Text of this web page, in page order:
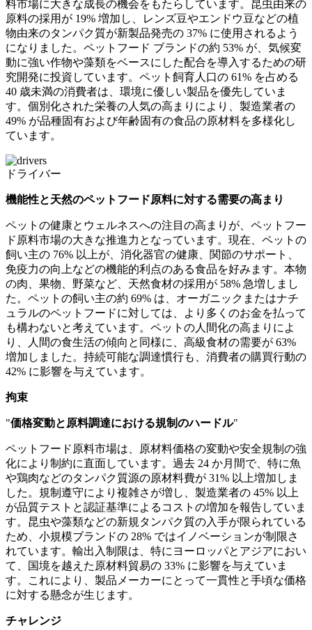
料市場に大きな成長の機会をもたらしています。昆虫由来の
原料の採用が 19% 増加し、レンズ豆やエンドウ豆などの植
物由来のタンパク質が新製品発売の 37% に使用されるよう
になりました。ペットフード ブランドの約 53% が、気候変
動に強い作物や藻類をベースにした配合を導入するための研
究開発に投資しています。ペット飼育人口の 61% を占める
40 歳未満の消費者は、環境に優しい製品を優先していま
す。個別化された栄養の人気の高まりにより、製造業者の
49% が品種固有および年齢固有の食品の原材料を多様化し
ています。
ドライバー
機能性と天然のペットフード原料に対する需要の高まり
ペットの健康とウェルネスへの注目の高まりが、ペットフー
ド原料市場の大きな推進力となっています。現在、ペットの
飼い主の 76% 以上が、消化器官の健康、関節のサポート、
免疫力の向上などの機能的利点のある食品を好みます。本物
の肉、果物、野菜など、天然食材の採用が 58% 急増しまし
た。ペットの飼い主の約 69% は、オーガニックまたはナチ
ュラルのペットフードに対しては、より多くのお金を払って
も構わないと考えています。ペットの人間化の高まりによ
り、人間の食生活の傾向と同様に、高級食材の需要が 63%
増加しました。持続可能な調達慣行も、消費者の購買行動の
42% に影響を与えています。
拘束
"価格変動と原料調達における規制のハードル"
ペットフード原料市場は、原材料価格の変動や安全規制の強
化により制約に直面しています。過去 24 か月間で、特に魚
や鶏肉などのタンパク質源の原材料費が 31% 以上増加しま
した。規制遵守により複雑さが増し、製造業者の 45% 以上
が品質テストと認証基準によるコストの増加を報告していま
す。昆虫や藻類などの新規タンパク質の入手が限られている
ため、小規模ブランドの 28% ではイノベーションが制限さ
れています。輸出入制限は、特にヨーロッパとアジアにおい
て、国境を越えた原材料貿易の 33% に影響を与えていま
す。これにより、製品メーカーにとって一貫性と手頃な価格
に対する懸念が生じます。
チャレンジ